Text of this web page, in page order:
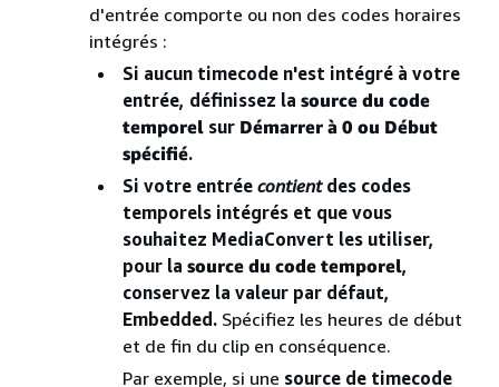
d'entrée comporte ou non des codes horaires
intégrés :
Si aucun timecode n'est intégré à votre
entrée, définissez la source du code
temporel sur Démarrer à 0 ou Début
spécifié.
Si votre entrée contientdes codes
temporels intégrés et que vous
souhaitez MediaConvert les utiliser,
pour la source du code temporel,
conservez la valeur par défaut,
Embedded. Spécifiez les heures de début
et de fin du clip en conséquence.
Par exemple, si une source de timecode